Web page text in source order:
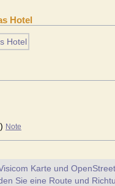
Hotel
Note
Karte und
Sie eine Route und